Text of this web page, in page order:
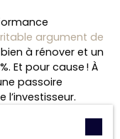
argument de
à rénover et un
Et pour cause ! À
passoire